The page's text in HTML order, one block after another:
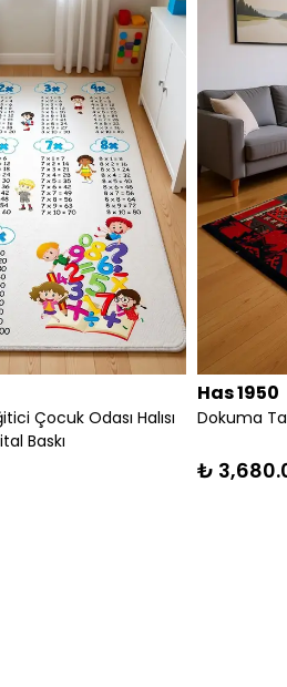
PATCWORK DESEN MODERN HALI
KİLİM